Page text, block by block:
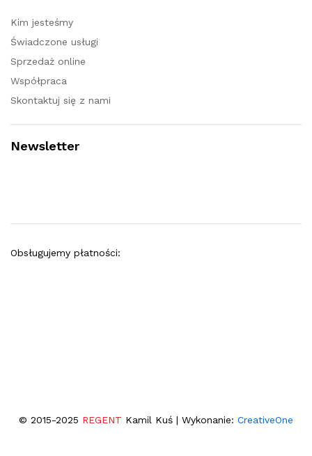
Kim jesteśmy
Świadczone usługi
Sprzedaż online
Współpraca
Skontaktuj się z nami
Newsletter
© 2015-2025 REGENT Kamil Kuś | Wykonanie: CreativeOne
Obsługujemy płatności: